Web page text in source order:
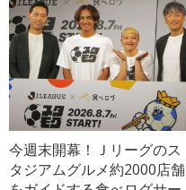
今週末開幕！Ｊリーグのス
タジアムグルメ約2000店舗